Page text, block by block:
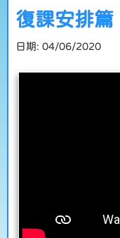
復課安排篇
日期: 04/06/2020